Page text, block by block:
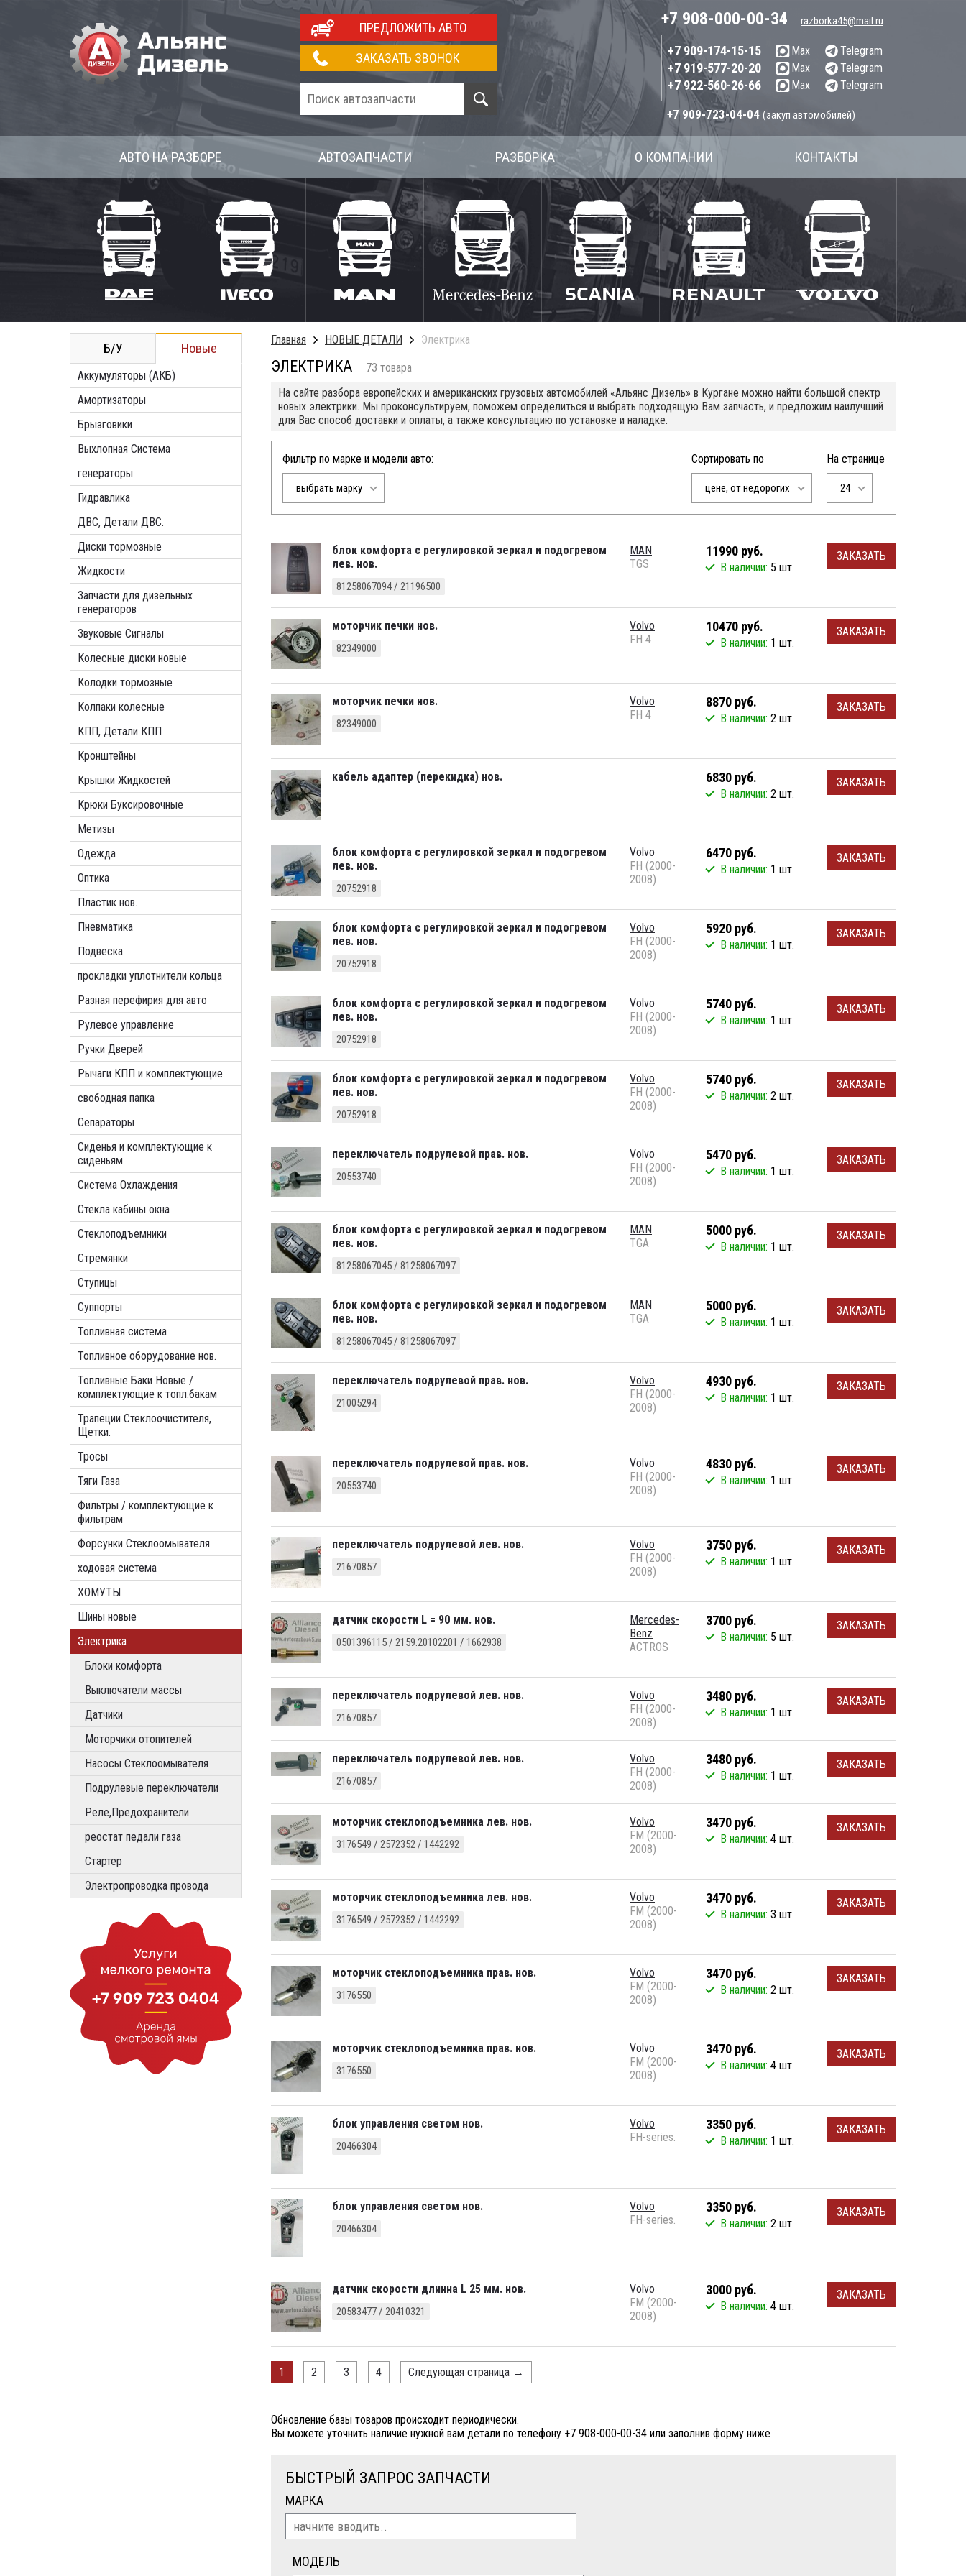
ПРЕДЛОЖИТЬ АВТО
ЗАКАЗАТЬ ЗВОНОК
+7 908-000-00-34 razborka45@mail.ru
+7 909-174-15-15 Max Telegram
+7 919-577-20-20 Max Telegram
+7 922-560-26-66 Max Telegram
+7 909-723-04-04 (закуп автомобилей)
АВТО НА РАЗБОРЕ АВТОЗАПЧАСТИ РАЗБОРКА О КОМПАНИИ КОНТАКТЫ
Б/У Новые
Аккумуляторы (АКБ)
Амортизаторы
Брызговики
Выхлопная Система
генераторы
Гидравлика
ДВС, Детали ДВС.
Диски тормозные
Жидкости
Запчасти для дизельных
генераторов
Звуковые Сигналы
Колесные диски новые
Колодки тормозные
Колпаки колесные
КПП, Детали КПП
Кронштейны
Крышки Жидкостей
Крюки Буксировочные
Метизы
Одежда
Оптика
Пластик нов.
Пневматика
Подвеска
прокладки уплотнители кольца
Разная перефирия для авто
Рулевое управление
Ручки Дверей
Рычаги КПП и комплектующие
свободная папка
Сепараторы
Сиденья и комплектующие к
сиденьям
Система Охлаждения
Стекла кабины окна
Стеклоподъемники
Стремянки
Ступицы
Суппорты
Топливная система
Топливное оборудование нов.
Топливные Баки Новые /
комплектующие к топл.бакам
Трапеции Стеклоочистителя,
Щетки.
Тросы
Тяги Газа
Фильтры / комплектующие к
фильтрам
Форсунки Стеклоомывателя
ходовая система
ХОМУТЫ
Шины новые
Электрика
Блоки комфорта
Выключатели массы
Датчики
Моторчики отопителей
Насосы Стеклоомывателя
Подрулевые переключатели
Реле,Предохранители
реостат педали газа
Стартер
Электропроводка провода
Главная НОВЫЕ ДЕТАЛИ Электрика
ЭЛЕКТРИКА
73 товара
На сайте разбора европейских и американских грузовых автомобилей «Альянс Дизель» в Кургане можно найти большой спектр
новых электрики. Мы проконсультируем, поможем определиться и выбрать подходящую Вам запчасть, и предложим наилучший
для Вас способ доставки и оплаты, а также консультацию по установке и наладке.
Фильтр по марке и модели авто:
выбрать марку
Сортировать по
цене, от недорогих
На странице
24
блок комфорта с регулировкой зеркал и подогревом
лев. нов.
81258067094 / 21196500
MAN
TGS
11990 руб.
В наличии: 5 шт.
ЗАКАЗАТЬ
моторчик печки нов.
82349000
Volvo
FH 4
10470 руб.
В наличии: 1 шт.
ЗАКАЗАТЬ
моторчик печки нов.
82349000
Volvo
FH 4
8870 руб.
В наличии: 2 шт.
ЗАКАЗАТЬ
кабель адаптер (перекидка) нов. 6830 руб.
В наличии: 2 шт.
ЗАКАЗАТЬ
блок комфорта с регулировкой зеркал и подогревом
лев. нов.
20752918
Volvo
FH (2000-
2008)
6470 руб.
В наличии: 1 шт.
ЗАКАЗАТЬ
блок комфорта с регулировкой зеркал и подогревом
лев. нов.
20752918
Volvo
FH (2000-
2008)
5920 руб.
В наличии: 1 шт.
ЗАКАЗАТЬ
блок комфорта с регулировкой зеркал и подогревом
лев. нов.
20752918
Volvo
FH (2000-
2008)
5740 руб.
В наличии: 1 шт.
ЗАКАЗАТЬ
блок комфорта с регулировкой зеркал и подогревом
лев. нов.
20752918
Volvo
FH (2000-
2008)
5740 руб.
В наличии: 2 шт.
ЗАКАЗАТЬ
переключатель подрулевой прав. нов.
20553740
Volvo
FH (2000-
2008)
5470 руб.
В наличии: 1 шт.
ЗАКАЗАТЬ
блок комфорта с регулировкой зеркал и подогревом
лев. нов.
81258067045 / 81258067097
MAN
TGA
5000 руб.
В наличии: 1 шт.
ЗАКАЗАТЬ
блок комфорта с регулировкой зеркал и подогревом
лев. нов.
81258067045 / 81258067097
MAN
TGA
5000 руб.
В наличии: 1 шт.
ЗАКАЗАТЬ
переключатель подрулевой прав. нов.
21005294
Volvo
FH (2000-
2008)
4930 руб.
В наличии: 1 шт.
ЗАКАЗАТЬ
переключатель подрулевой прав. нов.
20553740
Volvo
FH (2000-
2008)
4830 руб.
В наличии: 1 шт.
ЗАКАЗАТЬ
переключатель подрулевой лев. нов.
21670857
Volvo
FH (2000-
2008)
3750 руб.
В наличии: 1 шт.
ЗАКАЗАТЬ
датчик скорости L = 90 мм. нов.
0501396115 / 2159.20102201 / 1662938
Mercedes-
Benz
ACTROS
3700 руб.
В наличии: 5 шт.
ЗАКАЗАТЬ
переключатель подрулевой лев. нов.
21670857
Volvo
FH (2000-
2008)
3480 руб.
В наличии: 1 шт.
ЗАКАЗАТЬ
переключатель подрулевой лев. нов.
21670857
Volvo
FH (2000-
2008)
3480 руб.
В наличии: 1 шт.
ЗАКАЗАТЬ
моторчик стеклоподъемника лев. нов.
3176549 / 2572352 / 1442292
Volvo
FM (2000-
2008)
3470 руб.
В наличии: 4 шт.
ЗАКАЗАТЬ
моторчик стеклоподъемника лев. нов.
3176549 / 2572352 / 1442292
Volvo
FM (2000-
2008)
3470 руб.
В наличии: 3 шт.
ЗАКАЗАТЬ
моторчик стеклоподъемника прав. нов.
3176550
Volvo
FM (2000-
2008)
3470 руб.
В наличии: 2 шт.
ЗАКАЗАТЬ
моторчик стеклоподъемника прав. нов.
3176550
Volvo
FM (2000-
2008)
3470 руб.
В наличии: 4 шт.
ЗАКАЗАТЬ
блок управления светом нов.
20466304
Volvo
FH-series.
3350 руб.
В наличии: 1 шт.
ЗАКАЗАТЬ
блок управления светом нов.
20466304
Volvo
FH-series.
3350 руб.
В наличии: 2 шт.
ЗАКАЗАТЬ
датчик скорости длинна L 25 мм. нов.
20583477 / 20410321
Volvo
FM (2000-
2008)
3000 руб.
В наличии: 4 шт.
ЗАКАЗАТЬ
1 2 3 4 Следующая страница →
Обновление базы товаров происходит периодически.
Вы можете уточнить наличие нужной вам детали по телефону +7 908-000-00-34 или заполнив форму ниже
БЫСТРЫЙ ЗАПРОС ЗАПЧАСТИ
МАРКА
МОДЕЛЬ